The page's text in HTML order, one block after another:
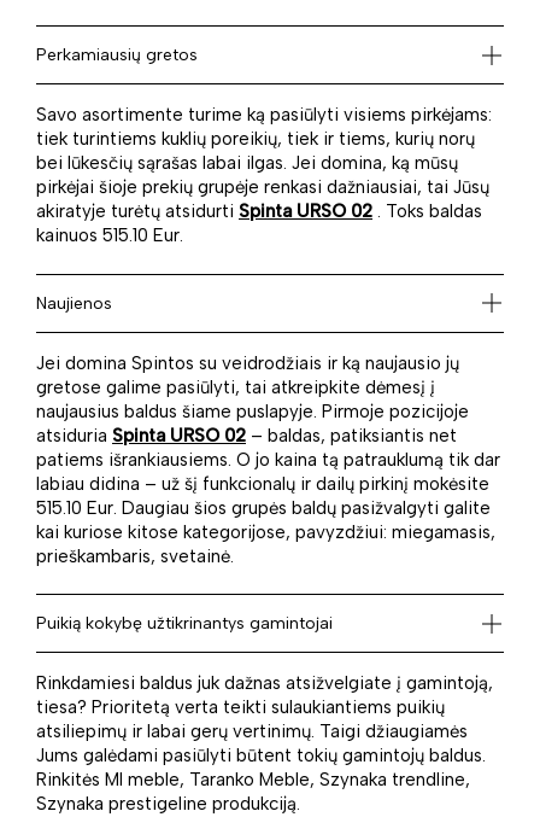
Perkamiausių gretos
Savo asortimente turime ką pasiūlyti visiems pirkėjams:
tiek turintiems kuklių poreikių, tiek ir tiems, kurių norų
bei lūkesčių sąrašas labai ilgas. Jei domina, ką mūsų
pirkėjai šioje prekių grupėje renkasi dažniausiai, tai Jūsų
akiratyje turėtų atsidurti Spinta URSO 02 . Toks baldas
kainuos 515.10 Eur.
Naujienos
Jei domina Spintos su veidrodžiais ir ką naujausio jų
gretose galime pasiūlyti, tai atkreipkite dėmesį į
naujausius baldus šiame puslapyje. Pirmoje pozicijoje
atsiduria Spinta URSO 02 – baldas, patiksiantis net
patiems išrankiausiems. O jo kaina tą patrauklumą tik dar
labiau didina – už šį funkcionalų ir dailų pirkinį mokėsite
515.10 Eur. Daugiau šios grupės baldų pasižvalgyti galite
kai kuriose kitose kategorijose, pavyzdžiui: miegamasis,
prieškambaris, svetainė.
Puikią kokybę užtikrinantys gamintojai
Rinkdamiesi baldus juk dažnas atsižvelgiate į gamintoją,
tiesa? Prioritetą verta teikti sulaukiantiems puikių
atsiliepimų ir labai gerų vertinimų. Taigi džiaugiamės
Jums galėdami pasiūlyti būtent tokių gamintojų baldus.
Rinkitės Ml meble, Taranko Meble, Szynaka trendline,
Szynaka prestigeline produkciją.